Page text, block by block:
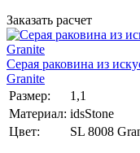
Заказать расчет
Серая раковина из
Granite
Размер:
1,1
Материал: idsStone
Цвет:
SL 8008